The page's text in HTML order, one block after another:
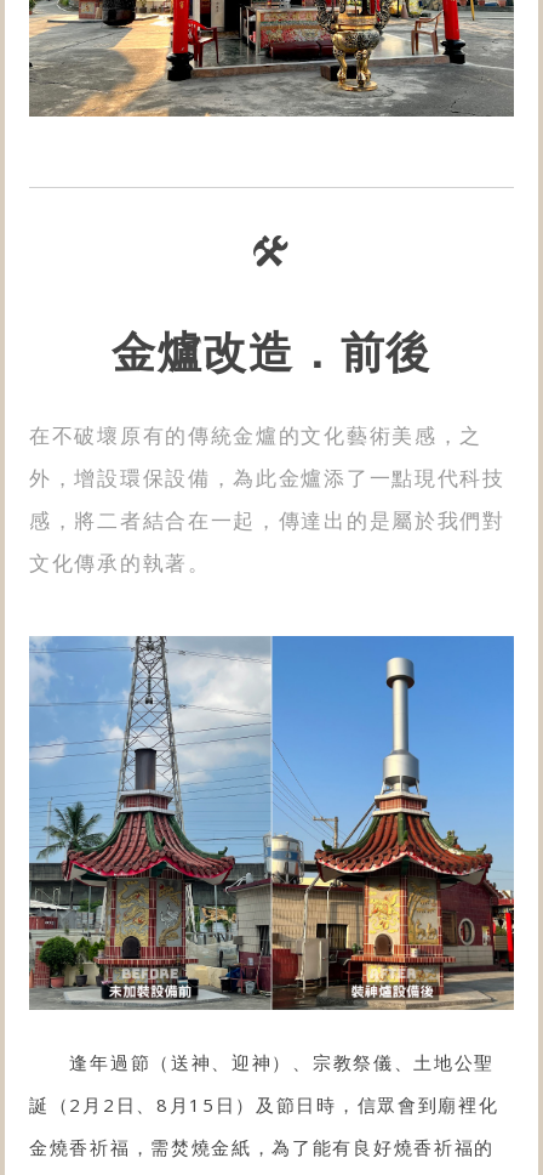
金爐改造．前後
在不破壞原有的傳統金爐的文化藝術美感，之
外，增設環保設備，為此金爐添了一點現代科技
感，將二者結合在一起​，傳達出的是屬於我們對
文化傳承的執著。
逢年過節（送神、迎神）、宗教祭儀、土地公聖
誕（2月2日、8月15日）及節日時，信眾會到廟裡化
金燒香祈福，需焚燒金紙，為了能有良好燒香祈福的